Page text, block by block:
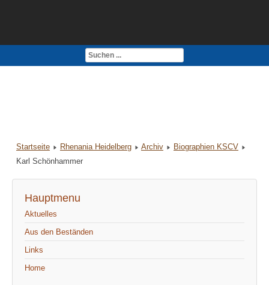
Impressum
Startseite Rhenania Heidelberg Archiv
Biographien KSCV
Karl Schönhammer
Hauptmenu
Aktuelles
Aus den Beständen
Links
Home